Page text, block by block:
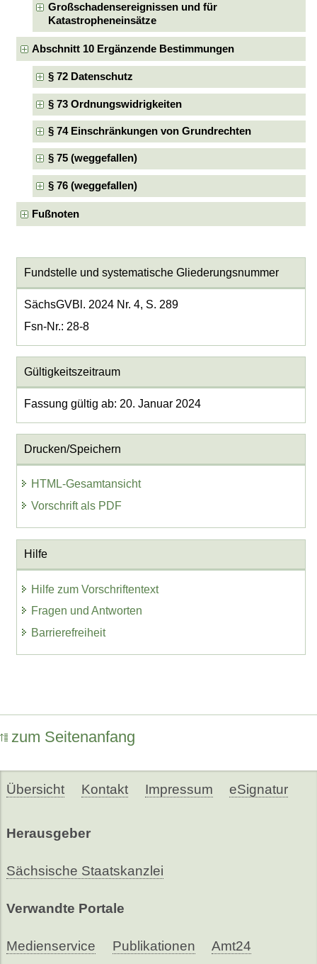
Großschadensereignissen und für
Katastropheneinsätze
Abschnitt 10 Ergänzende Bestimmungen
§ 72 Datenschutz
§ 73 Ordnungswidrigkeiten
§ 74 Einschränkungen von Grundrechten
§ 75 (weggefallen)
§ 76 (weggefallen)
Fußnoten
Fundstelle und systematische Gliederungsnummer
SächsGVBl. 2024 Nr. 4, S. 289
Fsn-Nr.: 28-8
Gültigkeitszeitraum
Fassung gültig ab: 20. Januar 2024
Drucken/Speichern
HTML-Gesamtansicht
Vorschrift als PDF
Hilfe
Hilfe zum Vorschriftentext
Fragen und Antworten
Barrierefreiheit
zum Seitenanfang
Übersicht Kontakt Impressum eSignatur
Herausgeber
Sächsische Staatskanzlei
Verwandte Portale
Medienservice Publikationen Amt24